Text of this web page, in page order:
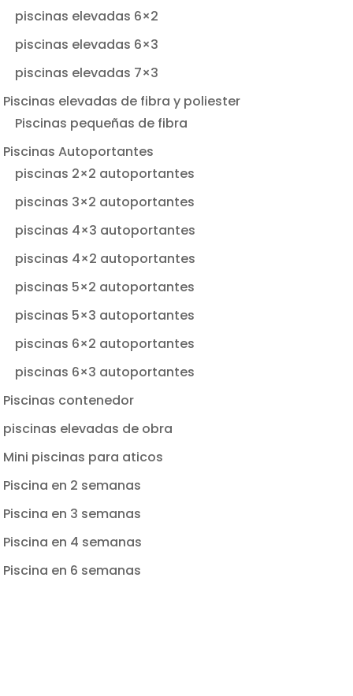
piscinas elevadas 6×2
piscinas elevadas 6×3
piscinas elevadas 7×3
Piscinas elevadas de fibra y poliester
Piscinas pequeñas de fibra
Piscinas Autoportantes
piscinas 2×2 autoportantes
piscinas 3×2 autoportantes
piscinas 4×3 autoportantes
piscinas 4×2 autoportantes
piscinas 5×2 autoportantes
piscinas 5×3 autoportantes
piscinas 6×2 autoportantes
piscinas 6×3 autoportantes
Piscinas contenedor
piscinas elevadas de obra
Mini piscinas para aticos
Piscina en 2 semanas
Piscina en 3 semanas
Piscina en 4 semanas
Piscina en 6 semanas